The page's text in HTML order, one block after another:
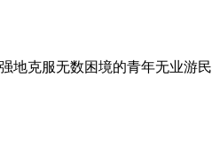
地克服无数困境的青年无业游